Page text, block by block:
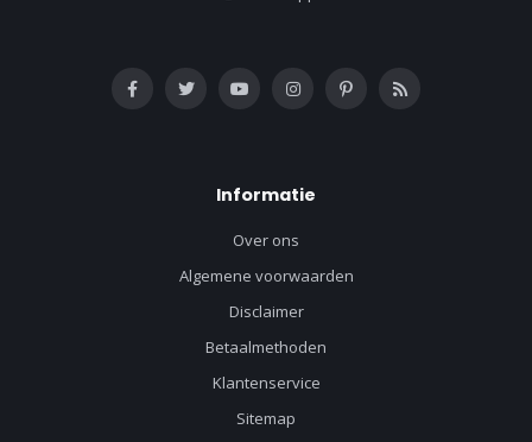
Informatie
Over ons
Algemene voorwaarden
Disclaimer
Betaalmethoden
Klantenservice
Sitemap